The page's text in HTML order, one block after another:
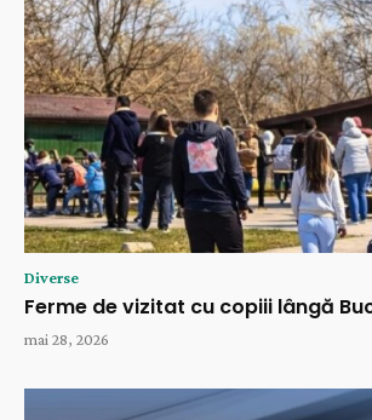
Diverse
Ferme de vizitat cu copiii lângă
mai 28, 2026